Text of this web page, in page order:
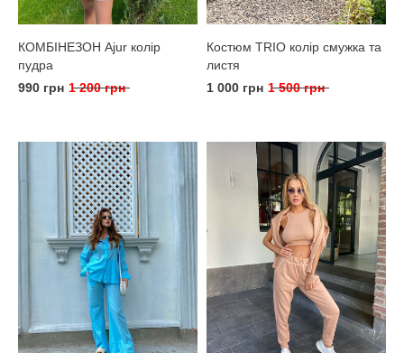
КОМБІНЕЗОН Ajur колір
пудра
990 грн 1 200 грн
Костюм TRIO колір смужка та
листя
1 000 грн 1 500 грн